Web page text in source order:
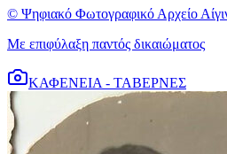
© Ψηφιακό Φωτογραφικό Αρχείο
Με επιφύλαξη παντός δικαιώματος
ΚΑΦΕΝΕΙΑ - ΤΑΒΕΡΝΕΣ